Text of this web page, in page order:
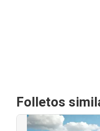
Folletos